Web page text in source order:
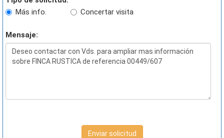
Más info.
Concertar visita
Mensaje:
Enviar solicitud